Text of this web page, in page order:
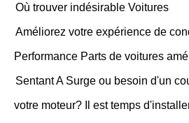
Où trouver indésirable Voitures
Améliorez votre expérience de
Performance Parts de voitures
Sentant A Surge ou besoin d'un
votre moteur? Il est temps